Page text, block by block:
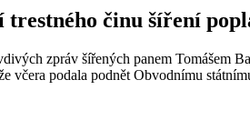
činu šíření
zpráv šířených panem Tomášem
včera podala podnět Obvodnímu